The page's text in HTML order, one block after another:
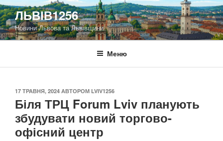
Перейти
до
вмісту
ЛЬВІВ1256
Новини Львова та Львівщини
Меню
ОПУБЛІКОВАНО
17 ТРАВНЯ, 2024 АВТОРОМ LVIV1256
Біля ТРЦ Forum Lviv планують
збудувати новий торгово-
офісний центр